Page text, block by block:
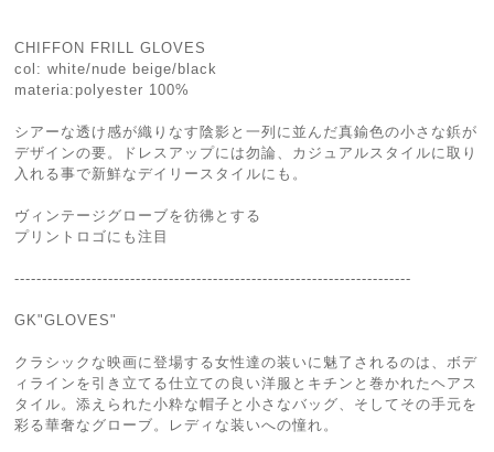
CHIFFON FRILL GLOVES
col: white/nude beige/black
materia:polyester 100%
シアーな透け感が織りなす陰影と一列に並んだ真鍮色の小さな鋲が
デザインの要。ドレスアップには勿論、カジュアルスタイルに取り
入れる事で新鮮なデイリースタイルにも。
ヴィンテージグローブを彷彿とする
プリントロゴにも注目
------------------------------------------------------------------------
GK"GLOVES"
クラシックな映画に登場する女性達の装いに魅了されるのは、ボデ
ィラインを引き立てる仕立ての良い洋服とキチンと巻かれたヘアス
タイル。添えられた小粋な帽子と小さなバッグ、そしてその手元を
彩る華奢なグローブ。レディな装いへの憧れ。